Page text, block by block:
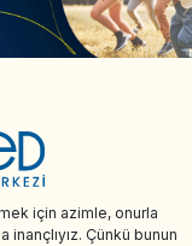
için azimle, onurla
Çünkü bunun